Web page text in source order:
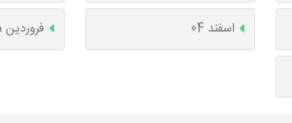
اسفند 04 فروردین 05